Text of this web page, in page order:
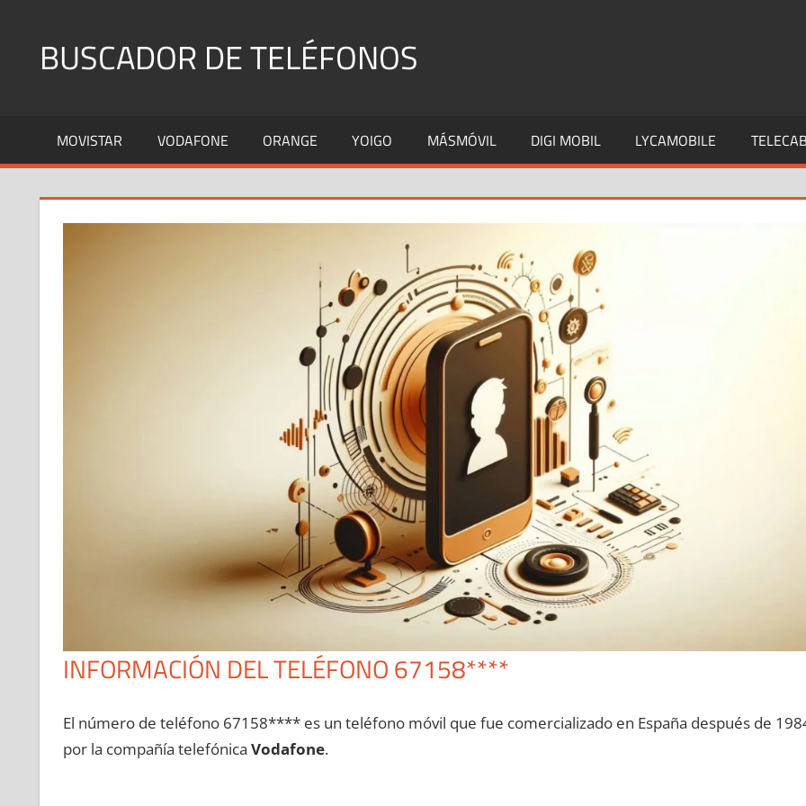
contenidoBUSCADOR DE TELÉFONOS
Fijos
y
MOVISTAR VODAFONE ORANGE YOIGO MÁSMÓVIL DIGI MOBIL LYCAMOBILE
INFORMACIÓN DEL TELÉFONO 67158****
El número dе teléfono 67158**** es un teléfono móvil quе fue comercializado en España después dе
pοr la compañía telefónica Vodafone.